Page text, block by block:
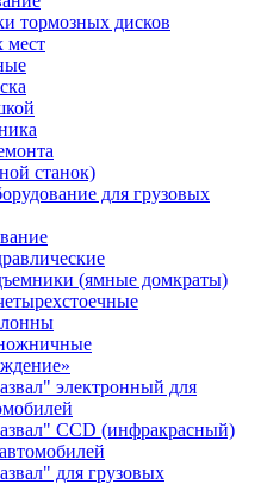
тормозных дисков
мест
станок)
для грузовых
(ямные домкраты)
электронный для
CCD (инфракрасный)
для грузовых